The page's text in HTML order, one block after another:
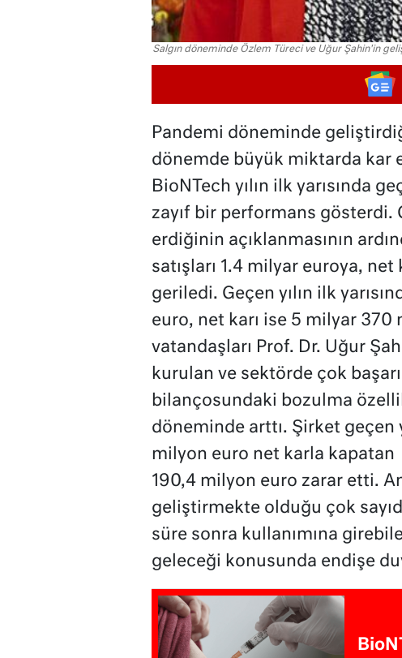
Salgın döneminde Özlem Türeci ve Uğur Şahin'in
Pandemi döneminde
dönemde büyük miktarda kar
BioNTech yılın ilk yarısında
zayıf bir performans gösterdi.
erdiğinin açıklanmasının
satışları 1.4 milyar euroya,
geriledi. Geçen yılın ilk
euro, net karı ise 5 milyar 370
vatandaşları Prof. Dr. Uğur
kurulan ve sektörde çok
bilançosundaki bozulma
döneminde arttı. Şirket geçen
milyon euro net karla kapatan
190,4 milyon euro zarar etti.
geliştirmekte olduğu çok
süre sonra kullanımına
geleceği konusunda endişe